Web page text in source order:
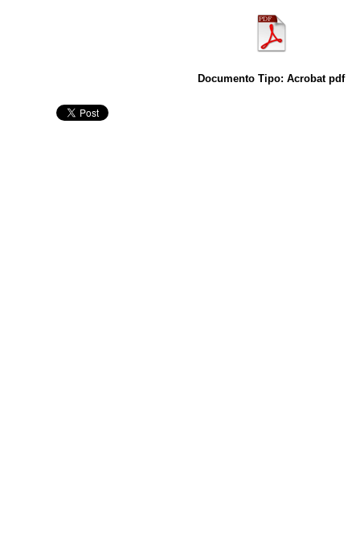
Documento Tipo: Acrobat pdf